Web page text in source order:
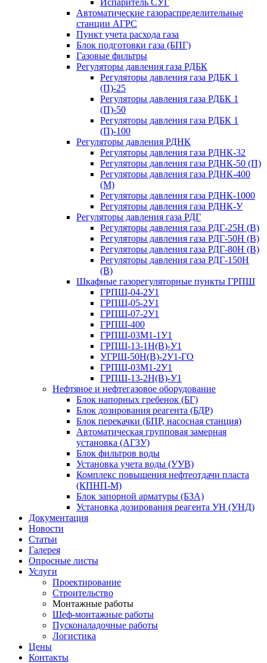
Испаритель СУГ
Автоматические газораспределительные
станции АГРС
Пункт учета расхода газа
Блок подготовки газа (БПГ)
Газовые фильтры
Регуляторы давления газа РДБК
Регуляторы давления газа РДБК 1
(П)-25
Регуляторы давления газа РДБК 1
(П)-50
Регуляторы давления газа РДБК 1
(П)-100
Регуляторы давления РДНК
Регуляторы давления газа РДНК-32
Регуляторы давления газа РДНК-50 (П)
Регуляторы давления газа РДНК-400
(М)
Регуляторы давления газа РДНК-1000
Регуляторы давления газа РДНК-У
Регуляторы давления газа РДГ
Регуляторы давления газа РДГ-25Н (В)
Регуляторы давления газа РДГ-50Н (В)
Регуляторы давления газа РДГ-80Н (В)
Регуляторы давления газа РДГ-150Н
(В)
Шкафные газорегуляторные пункты ГРПШ
ГРПШ-04-2У1
ГРПШ-05-2У1
ГРПШ-07-2У1
ГРПШ-400
ГРПШ-03М1-1У1
ГРПШ-13-1Н(В)-У1
УГРШ-50Н(В)-2У1-ГО
ГРПШ-03М1-2У1
ГРПШ-13-2Н(В)-У1
Нефтяное и нефтегазовое оборудование
Блок напорных гребенок (БГ)
Блок дозирования реагента (БДР)
Блок перекачки (БПР, насосная станция)
Автоматическая групповая замерная
установка (АГЗУ)
Блок фильтров воды
Установка учета воды (УУВ)
Комплекс повышения нефтеотдачи пласта
(КПНП-М)
Блок запорной арматуры (БЗА)
Установка дозирования реагента УН (УНД)
Документация
Новости
Статьи
Галерея
Опросные листы
Услуги
Проектирование
Строительство
Монтажные работы
Шеф-монтажные работы
Пусконаладочные работы
Логистика
Цены
Контакты